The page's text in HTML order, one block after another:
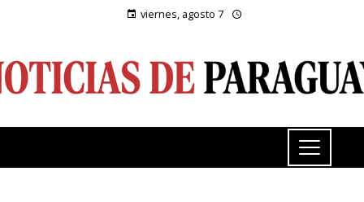
viernes, agosto 7